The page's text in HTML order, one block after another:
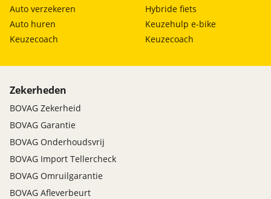
Auto verzekeren
Auto huren
Keuzecoach
Hybride fiets
Keuzehulp e-bike
Keuzecoach
Zekerheden
BOVAG Zekerheid
BOVAG Garantie
BOVAG Onderhoudsvrij
BOVAG Import Tellercheck
BOVAG Omruilgarantie
BOVAG Afleverbeurt